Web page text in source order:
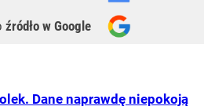
źródło w Google
Dane naprawdę niepokoją